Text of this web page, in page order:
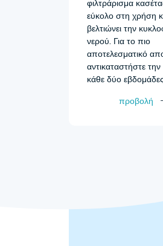
φιλτράρισμα
εύκολο στη χρήση
βελτιώνει την
νερού. Για το πιο
αποτελεσματικό
αντικαταστήστε
κάθε δύο
προβολή